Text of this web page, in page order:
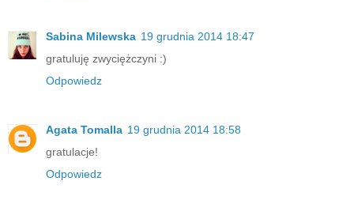
Sabina Milewska 19 grudnia 2014 18:47
gratuluję zwyciężczyni :)
Odpowiedz
Agata Tomalla 19 grudnia 2014 18:58
gratulacje!
Odpowiedz